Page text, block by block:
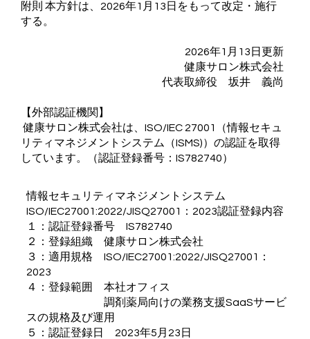
附則 本方針は、2026年1月13日をもって改定・施行
する。
2026年1月13日更新
健康サロン株式会社
代表取締役 坂井 義尚
【外部認証機関】
健康サロン株式会社は、ISO/IEC 27001（情報セキュ
リティマネジメントシステム（ISMS)）の認証を取得
しています。（認証登録番号：IS782740）
情報セキュリティマネジメントシステム
ISO/IEC27001:2022/JISQ27001：2023認証登録内容
１：認証登録番号 IS782740
２：登録組織 健康サロン株式会社
３：適用規格 ISO/IEC27001:2022/JISQ27001：
2023
４：登録範囲 本社オフィス
調剤薬局向けの業務支援SaaSサービ
スの規格及び運用
５：認証登録日 2023年5月23日